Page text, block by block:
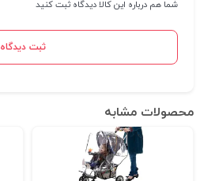
شما هم درباره این کالا دیدگاه ثبت کنید
ثبت دیدگاه
محصولات مشابه